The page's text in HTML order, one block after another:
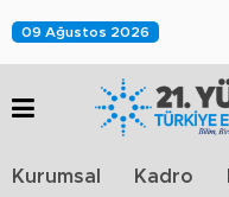
09 Ağustos 2026
Kurumsal Kadro